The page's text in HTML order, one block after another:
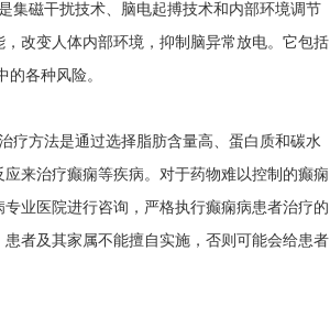
集磁干扰技术、脑电起搏技术和内部环境调节
改变人体内部环境，抑制脑异常放电。它包括
各种风险。
疗方法是通过选择脂肪含量高、蛋白质和碳水
来治疗癫痫等疾病。对于药物难以控制的癫痫
业医院进行咨询，严格执行癫痫病患者治疗的
者及其家属不能擅自实施，否则可能会给患者